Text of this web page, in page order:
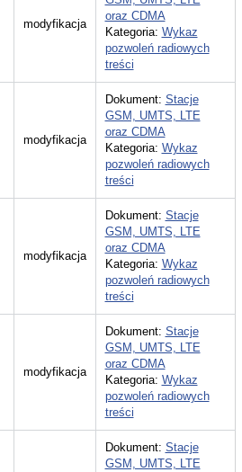
modyfikacja
oraz CDMA
Kategoria: Wykaz
pozwoleń radiowych
treści
modyfikacja
Dokument: Stacje
GSM, UMTS, LTE
oraz CDMA
Kategoria: Wykaz
pozwoleń radiowych
treści
modyfikacja
Dokument: Stacje
GSM, UMTS, LTE
oraz CDMA
Kategoria: Wykaz
pozwoleń radiowych
treści
modyfikacja
Dokument: Stacje
GSM, UMTS, LTE
oraz CDMA
Kategoria: Wykaz
pozwoleń radiowych
treści
Dokument: Stacje
GSM, UMTS, LTE